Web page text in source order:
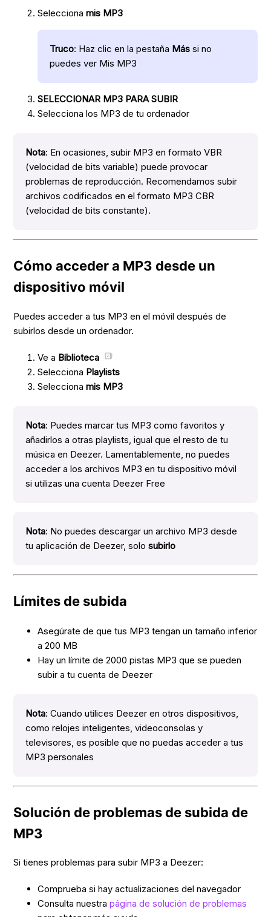
Seleccionamis MP3
Truco: Haz clic en la pestaña Más si no
puedes ver Mis MP3
SELECCIONAR MP3 PARA SUBIR
Selecciona los MP3 de tu ordenador
Nota: En ocasiones, subir MP3 en formato VBR
(velocidad de bits variable) puede provocar
problemas de reproducción. Recomendamos subir
archivos codificados en el formato MP3 CBR
(velocidad de bits constante).
Cómo acceder a MP3 desde un
dispositivo móvil
Puedes acceder a tus MP3 en el móvil después de
subirlos desde un ordenador.
Ve a Biblioteca
Selecciona Playlists
Seleccionamis MP3
Nota: Puedes marcar tus MP3 como favoritos y
añadirlos a otras playlists, igual que el resto de tu
música en Deezer. Lamentablemente, no puedes
acceder a los archivos MP3 en tu dispositivo móvil
si utilizas una cuenta Deezer Free
Nota: No puedes descargar un archivo MP3 desde
tu aplicación de Deezer, solosubirlo
Límites de subida
Asegúrate de que tus MP3 tengan un tamaño inferior
a 200 MB
Hay un límite de 2000 pistas MP3 que se pueden
subir a tu cuenta de Deezer
Nota: Cuando utilices Deezer en otros dispositivos,
como relojes inteligentes, videoconsolas y
televisores, es posible que no puedas acceder a tus
MP3 personales
Solución de problemas de subida de
MP3
Si tienes problemas para subir MP3 a Deezer:
Comprueba si hay actualizaciones del navegador
Consulta nuestrapágina de solución de problemas